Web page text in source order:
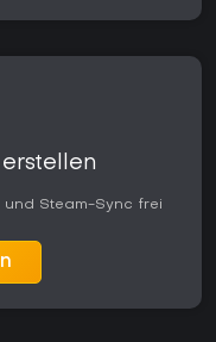
erstellen
und Steam-Sync frei